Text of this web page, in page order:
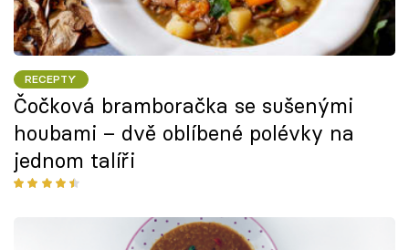
RECEPTY
Čočková bramboračka se sušenými
houbami – dvě oblíbené polévky na
jednom talíři